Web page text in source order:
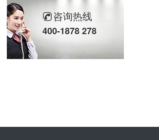
咨询热线
400-1878 278